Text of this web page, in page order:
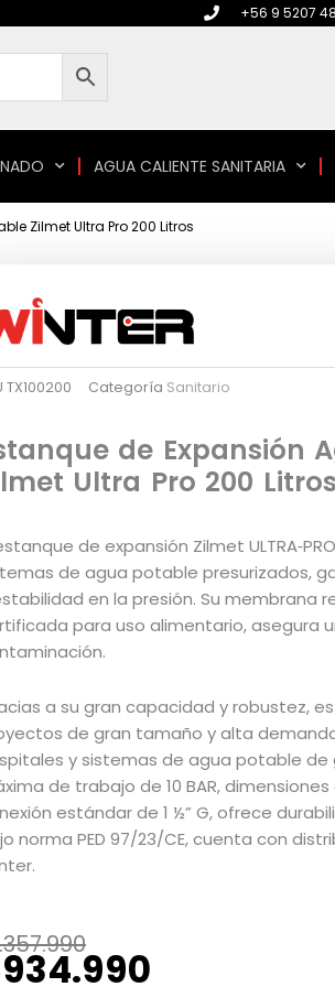
+56 9 5207
AGUA CALIENTE SANITARIA
Zilmet Ultra Pro 200 Litros
TX100200 Categoría Sanitario
de Expansión
Ultra Pro 200 Litros
de expansión Zilmet
de agua potable presurizados,
en la presión. Su membrana
para uso alimentario, asegura
a su gran capacidad y robustez,
de gran tamaño y alta
y sistemas de agua potable de
de trabajo de 10 BAR,
estándar de 1 ½” G, ofrece
norma PED 97/23/CE, cuenta con
934.990